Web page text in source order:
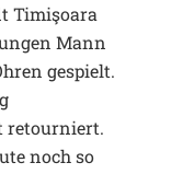
Timişoara
Mann
gespielt.
retourniert.
noch so